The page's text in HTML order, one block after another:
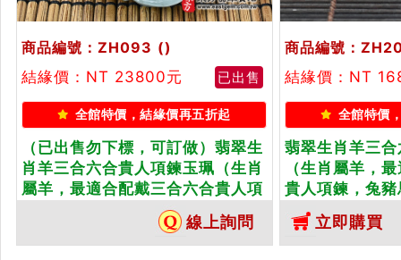
商品編號：ZH093 ()
結緣價：NT 23800元
已出售
全館特價，結緣價再五折起
（已出售勿下標，可訂做）翡翠生
肖羊三合六合貴人項鍊玉珮（生肖
屬羊，最適合配戴三合六合貴人項
鍊，兔豬馬：羊牌A貨翡翠生肖羊
玉珮、緬甸玉生肖羊玉墜、羊十二
生肖項鍊）。綠色糯種帶黃翡翠種
線上詢問
商品編號：
結緣價：NT
全館特價
翡翠生肖羊三
（生肖屬羊，
貴人項鍊，兔
生肖羊玉珮、
羊十二生肖項
糯種羊，
立即購買